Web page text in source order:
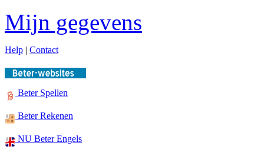
Mijn gegevens
Help | Contact
Beter Spellen
Beter Rekenen
NU Beter Engels